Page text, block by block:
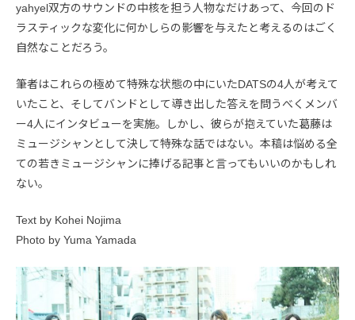
yahyel双方のサウンドの中核を担う人物なだけあって、今回のド
ラスティックな変化に何かしらの影響を与えたと考えるのはごく
自然なことだろう。
筆者はこれらの極めて特殊な状態の中にいたDATSの4人が考えて
いたこと、そしてバンドとして導き出した答えを問うべくメンバ
ー4人にインタビューを実施。しかし、彼らが抱えていた葛藤は
ミュージシャンとして決して特殊な話ではない。本稿は悩める全
ての若きミュージシャンに捧げる記事と言ってもいいのかもしれ
ない。
Text by Kohei Nojima
Photo by Yuma Yamada